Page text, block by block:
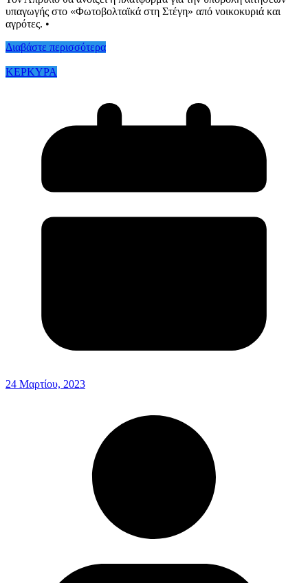
υπαγωγής στο «Φωτοβολταϊκά στη Στέγη» από νοικοκυριά και
αγρότες. •
Διαβάστε περισσότερα
ΚΕΡΚΥΡΑ
24 Μαρτίου, 2023